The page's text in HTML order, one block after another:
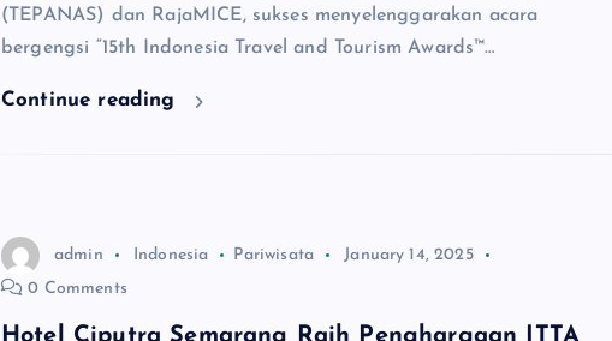
(TEPANAS) dan RajaMICE, sukses menyelenggarakan acara
bergengsi “15th Indonesia Travel and Tourism Awards™…
Continue reading
admin Indonesia Pariwisata
January 14, 2025
0 Comments